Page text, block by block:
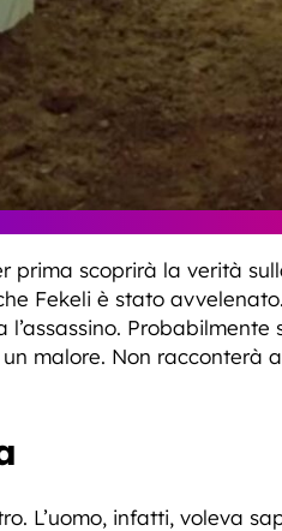
prima scoprirà la verità
Fekeli è stato
malore. Non racconterà
L’uomo, infatti, voleva